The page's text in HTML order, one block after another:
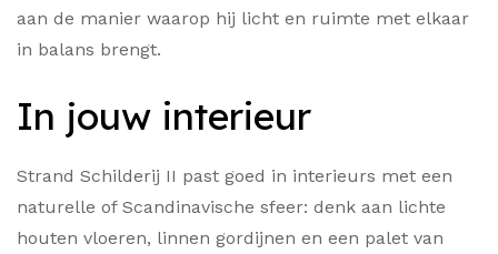
aan de manier waarop hij licht en ruimte met elkaar
in balans brengt.
In jouw interieur
Strand Schilderij II past goed in interieurs met een
naturelle of Scandinavische sfeer: denk aan lichte
houten vloeren, linnen gordijnen en een palet van